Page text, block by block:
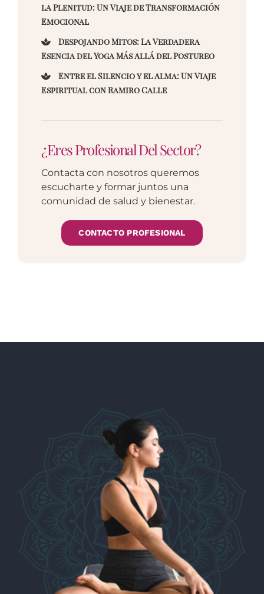
la Plenitud: Un Viaje de Transformación
Emocional
Despojando Mitos: La Verdadera
Esencia del Yoga Más Allá del Postureo
Entre el Silencio y el Alma: Un Viaje
Espiritual con Ramiro Calle
¿Eres Profesional Del Sector?
Contacta con nosotros queremos
escucharte y formar juntos una
comunidad de salud y bienestar.
CONTACTO PROFESIONAL